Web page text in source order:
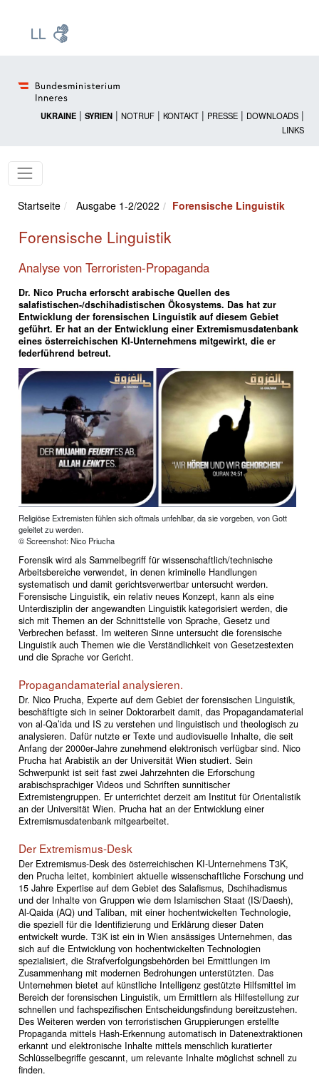
UKRAINE | SYRIEN | NOTRUF | KONTAKT | PRESSE | DOWNLOADS |
LINKS
Startseite Ausgabe 1-2/2022 Forensische Linguistik
Forensische Linguistik
Analyse von Terroristen-Propaganda
Dr. Nico Prucha erforscht arabische Quellen des
salafistischen-/dschihadistischen Ökosystems. Das hat zur
Entwicklung der forensischen Linguistik auf diesem Gebiet
geführt. Er hat an der Entwicklung einer Extremismusdatenbank
eines österreichischen KI-Unternehmens mitgewirkt, die er
federführend betreut.
Religiöse Extremisten fühlen sich oftmals unfehlbar, da sie vorgeben, von Gott
geleitet zu werden.
© Screenshot: Nico Priucha
Forensik wird als Sammelbegriff für wissenschaftlich/technische
Arbeitsbereiche verwendet, in denen kriminelle Handlungen
systematisch und damit gerichtsverwertbar untersucht werden.
Forensische Linguistik, ein relativ neues Konzept, kann als eine
Unterdisziplin der angewandten Linguistik kategorisiert werden, die
sich mit Themen an der Schnittstelle von Sprache, Gesetz und
Verbrechen befasst. Im weiteren Sinne untersucht die forensische
Linguistik auch Themen wie die Verständlichkeit von Gesetzestexten
und die Sprache vor Gericht.
Propagandamaterial analysieren.
Dr. Nico Prucha, Experte auf dem Gebiet der forensischen Linguistik,
beschäftigte sich in seiner Doktorarbeit damit, das Propagandamaterial
von al-Qa’ida und IS zu verstehen und linguistisch und theologisch zu
analysieren. Dafür nutzte er Texte und audiovisuelle Inhalte, die seit
Anfang der 2000er-Jahre zunehmend elektronisch verfügbar sind. Nico
Prucha hat Arabistik an der Universität Wien studiert. Sein
Schwerpunkt ist seit fast zwei Jahrzehnten die Erforschung
arabischsprachiger Videos und Schriften sunnitischer
Extremistengruppen. Er unterrichtet derzeit am Institut für Orientalistik
an der Universität Wien. Prucha hat an der Entwicklung einer
Extremismusdatenbank mitgearbeitet.
Der Extremismus-Desk
Der Extremismus-Desk des österreichischen KI-Unternehmens T3K,
den Prucha leitet, kombiniert aktuelle wissenschaftliche Forschung und
15 Jahre Expertise auf dem Gebiet des Salafismus, Dschihadismus
und der Inhalte von Gruppen wie dem Islamischen Staat (IS/Daesh),
Al-Qaida (AQ) und Taliban, mit einer hochentwickelten Technologie,
die speziell für die Identifizierung und Erklärung dieser Daten
entwickelt wurde. T3K ist ein in Wien ansässiges Unternehmen, das
sich auf die Entwicklung von hochentwickelten Technologien
spezialisiert, die Strafverfolgungsbehörden bei Ermittlungen im
Zusammenhang mit modernen Bedrohungen unterstützten. Das
Unternehmen bietet auf künstliche Intelligenz gestützte Hilfsmittel im
Bereich der forensischen Linguistik, um Ermittlern als Hilfestellung zur
schnellen und fachspezifischen Entscheidungsfindung bereitzustehen.
Des Weiteren werden von terroristischen Gruppierungen erstellte
Propaganda mittels Hash-Erkennung automatisch in Datenextraktionen
erkannt und elektronische Inhalte mittels menschlich kuratierter
Schlüsselbegriffe gescannt, um relevante Inhalte möglichst schnell zu
finden.